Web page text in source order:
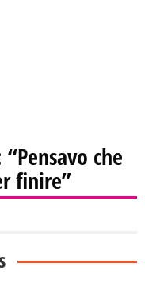
che
finire”